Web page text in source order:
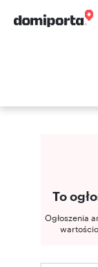
To
Ogłoszenia